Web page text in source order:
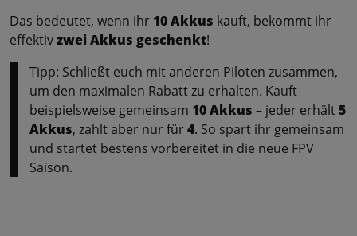
Das bedeutet, wenn ihr 10 Akkus kauft, bekommt ihr
effektivzwei Akkus geschenkt!
Tipp: Schließt euch mit anderen Piloten zusammen,
um den maximalen Rabatt zu erhalten. Kauft
beispielsweise gemeinsam 10 Akkus – jeder erhält5
Akkus, zahlt aber nur für4. So spart ihr gemeinsam
und startet bestens vorbereitet in die neue FPV
Saison.